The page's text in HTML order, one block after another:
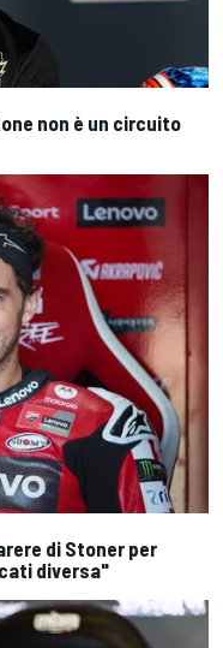
non è un circuito
di Stoner per
diversa"